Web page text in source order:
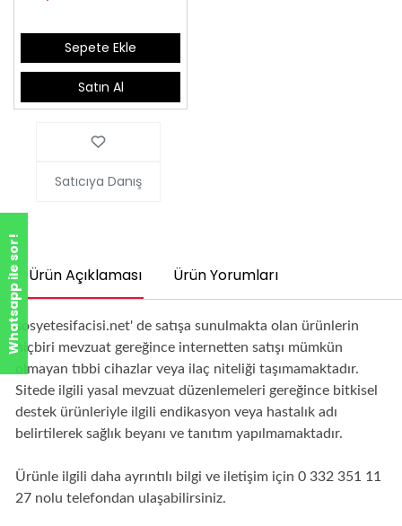
Sepete Ekle
Satın Al
Satıcıya Danış
Ürün Açıklaması Ürün Yorumları
sosyetesifacisi.net' de satışa sunulmakta olan ürünlerin
hiçbiri mevzuat gereğince internetten satışı mümkün
olmayan tıbbi cihazlar veya ilaç niteliği taşımamaktadır.
Sitede ilgili yasal mevzuat düzenlemeleri gereğince bitkisel
destek ürünleriyle ilgili endikasyon veya hastalık adı
belirtilerek sağlık beyanı ve tanıtım yapılmamaktadır.
Ürünle ilgili daha ayrıntılı bilgi ve iletişim için 0 332 351 11
27 nolu telefondan ulaşabilirsiniz.
Whatsapp ile sor!